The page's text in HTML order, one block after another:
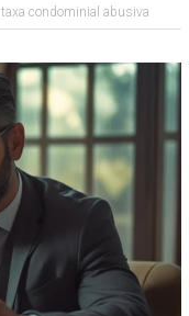
taxa condominial abusiva